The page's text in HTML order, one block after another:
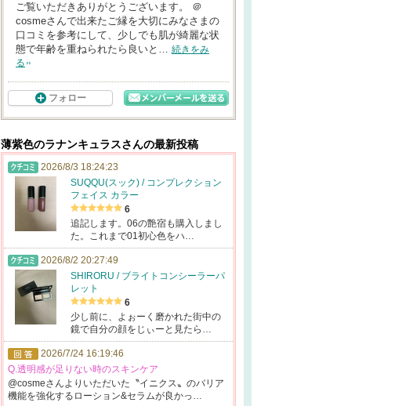
ご覧いただきありがとうございます。 ＠
cosmeさんで出来たご縁を大切にみなさまの
口コミを参考にして、少しでも肌が綺麗な状
態で年齢を重ねられたら良いと… 続きをみ
る
フォロー
薄紫色のラナンキュラスさんの最新投稿
2026/8/3 18:24:23
SUQQU(スック) / コンプレクション
フェイス カラー
6
追記します。06の艶宿も購入しまし
た。これまで01初心色をハ…
2026/8/2 20:27:49
SHIRORU / ブライトコンシーラーパ
レット
6
少し前に、よぉーく磨かれた街中の
鏡で自分の顔をじぃーと見たら…
2026/7/24 16:19:46
Q.透明感が足りない時のスキンケア
@cosmeさ んよりいただいた〝イニクス〟 のバリア
機能を強化するローシ ョン&セラムが良かっ…